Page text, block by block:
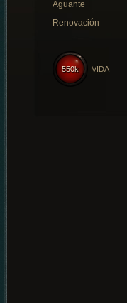
Aguante
Renovación
550k VIDA